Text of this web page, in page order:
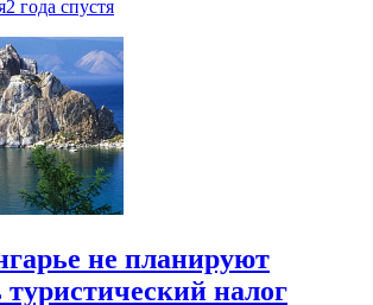
2 года спустя
не планируют
туристический налог